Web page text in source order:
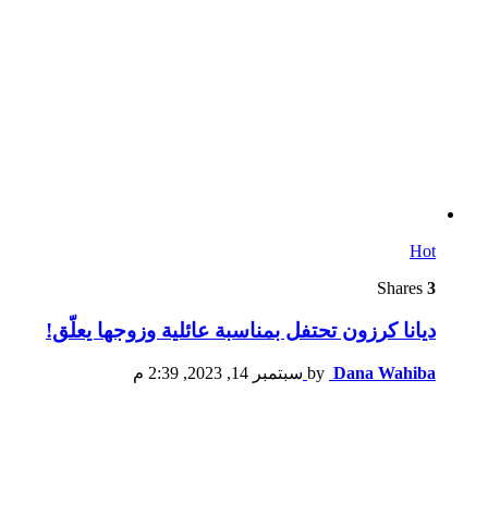
Hot
3
ديانا كرزون تحتفل بمناسبة عائلية وزوجها يعلّق!
by Dana Wahiba سبتمبر 14, 2023, 2:39 م